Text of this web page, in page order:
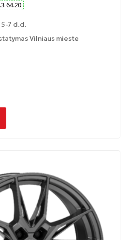
64.20
7 d.d.
Vilniaus mieste